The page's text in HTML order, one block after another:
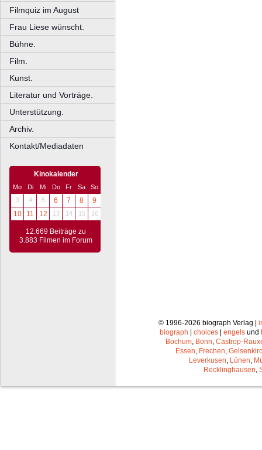
Filmquiz im August
Frau Liese wünscht.
Bühne.
Film.
Kunst.
Literatur und Vorträge.
Unterstützung.
Archiv.
Kontakt/Mediadaten
Kinokalender
Mo Di Mi Do Fr Sa
So
3
4 5 6 7 8
9
10
11 12 13 14 15 16
12.669 Beiträge zu
3.883 Filmen im Forum
© 1996-2026 biograph Verlag |
biograph
choices engels und
Bochum, Bonn, Castrop-
Essen, Frechen,
Leverkusen, Lünen,
Recklinghausen,